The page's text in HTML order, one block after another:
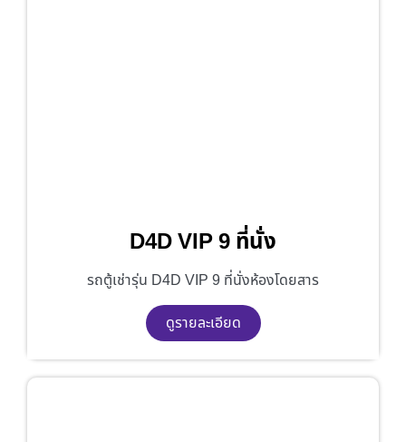
D4D VIP 9 ที่นั่ง
รถตู้เช่ารุ่น D4D VIP 9 ที่นั่งห้องโดยสาร
ดูรายละเอียด